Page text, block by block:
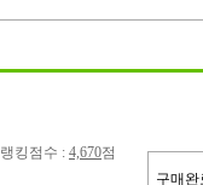
구매완
랭킹점수 : 4,670점